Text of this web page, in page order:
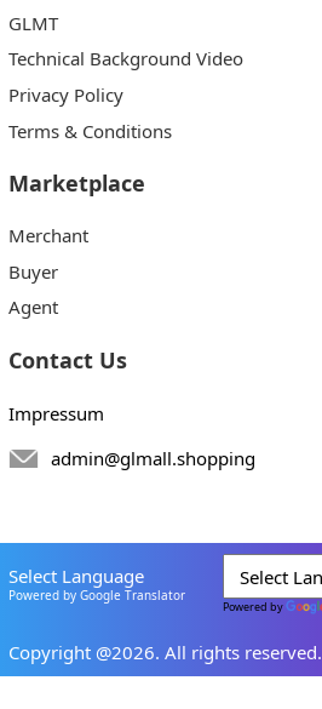
GLMT
Technical Background Video
Privacy Policy
Terms & Conditions
Marketplace
Merchant
Buyer
Agent
Contact Us
Impressum
admin@glmall.shopping
Select Language
Powered by Google Translator
Powered by
Copyright @2026. All rights reserved.